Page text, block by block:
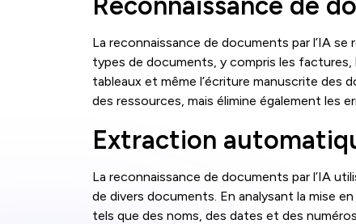
La reconnaissance de documents par l’IA
types de documents, y compris les
tableaux et même l’écriture manuscrite des
des ressources, mais élimine également les
Extraction
La reconnaissance de documents par l’IA
de divers documents. En analysant la mise
tels que des noms, des dates et des